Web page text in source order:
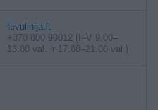
tevulinija.lt
+370 800 90012 (I–V 9.00–
13.00 val. ir 17.00–21.00 val.)